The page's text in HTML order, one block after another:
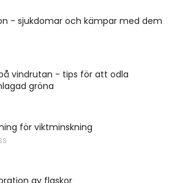
- sjukdomar och kämpar med dem
vindrutan - tips för att odla
gröna
för viktminskning
av flaskor